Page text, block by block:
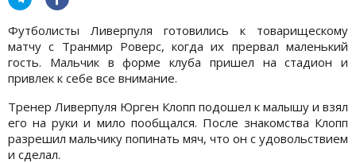
Футболисты Ливерпуля готовились к товарищескому
матчу с Транмир Роверс, когда их прервал маленький
гость. Мальчик в форме клуба пришел на стадион и
привлек к себе все внимание.
Тренер Ливерпуля Юрген Клопп подошел к малышу и взял
его на руки и мило пообщался. После знакомства Клопп
разрешил мальчику попинать мяч, что он с удовольствием
и сделал.